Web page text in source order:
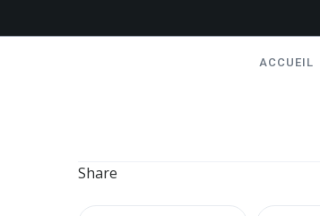
ACCUEIL
Share